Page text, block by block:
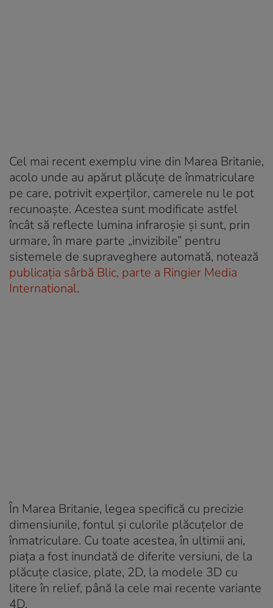
Cel mai recent exemplu vine din Marea Britanie,
acolo unde au apărut plăcuțe de înmatriculare
pe care, potrivit experților, camerele nu le pot
recunoaște. Acestea sunt modificate astfel
încât să reflecte lumina infraroșie și sunt, prin
urmare, în mare parte „invizibile” pentru
sistemele de supraveghere automată, notează
publicația sârbă Blic, parte a Ringier Media
International.
În Marea Britanie, legea specifică cu precizie
dimensiunile, fontul și culorile plăcuțelor de
înmatriculare. Cu toate acestea, în ultimii ani,
piața a fost inundată de diferite versiuni, de la
plăcuțe clasice, plate, 2D, la modele 3D cu
litere în relief, până la cele mai recente variante
4D.